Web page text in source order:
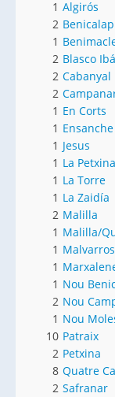
1 Algirós
2 Benicalap
1
2 Blasco
2 Cabanyal
2
1 En Corts
1 Ensanche
1 Jesus
1 La Petxina
1 La Torre
1 La Zaidía
2 Malilla
1 Malilla/
1
1
1 Nou
2 Nou
1 Nou
10 Patraix
2 Petxina
8 Quatre
2 Safranar